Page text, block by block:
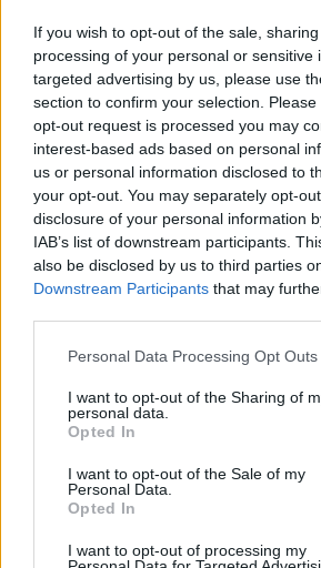
If you wish to opt-out of the sale,
processing of your personal or sensitive
targeted advertising by us, please use
section to confirm your selection.
opt-out request is processed you may
interest-based ads based on personal
us or personal information disclosed to
your opt-out. You may separately opt-
disclosure of your personal information
IAB’s list of downstream participants.
also be disclosed by us to third parties
Downstream Participants that may
Please note that this website/app uses
not limited to your visit or usage
grant or deny consent to Google and its
use your data for below specified
consent section.
Personal Data Processing Opt Outs
I want to opt-out of the Sharing of
personal data.
Opted In
I want to opt-out of the Sale of my
Personal Data.
Opted In
I want to opt-out of processing my
otthon vadkovászból
tökéletes kenyeret
világevő•2020. április 26.
Folyamatosan nő a
pánikbevásárlás között miközben
hőfokon fertőtleníted az egész
rettentő kínos ez, hogy mi még
tökéletes belezetű kenyeret, de
kukkantottunk a gluténablakon?